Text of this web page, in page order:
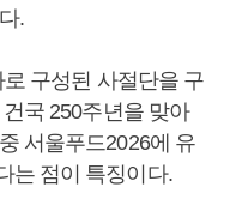
.
구성된 사절단을 구
국 250주년을 맞아
서울푸드2026에 유
는 점이 특징이다.